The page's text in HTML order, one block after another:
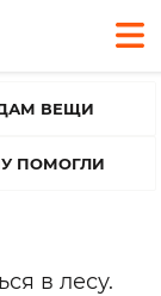
ВЕЩИ
ПОМОГЛИ
в лесу.